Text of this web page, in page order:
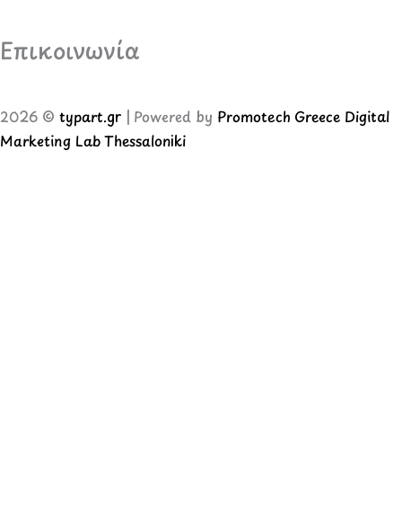
Επικοινωνία
2026 © typart.gr | Powered by Promotech Greece Digital
Marketing Lab Thessaloniki